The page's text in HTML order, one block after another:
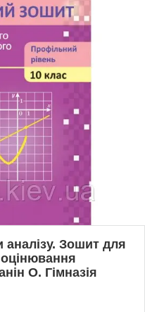
аналізу. Зошит для
О. Гімназія